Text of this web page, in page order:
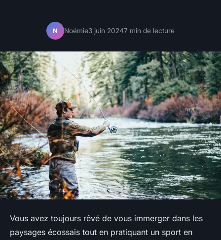
N Noémie3 juin 20247 min de lecture
Vous avez toujours rêvé de vous immerger dans les
paysages écossais tout en pratiquant un sport en